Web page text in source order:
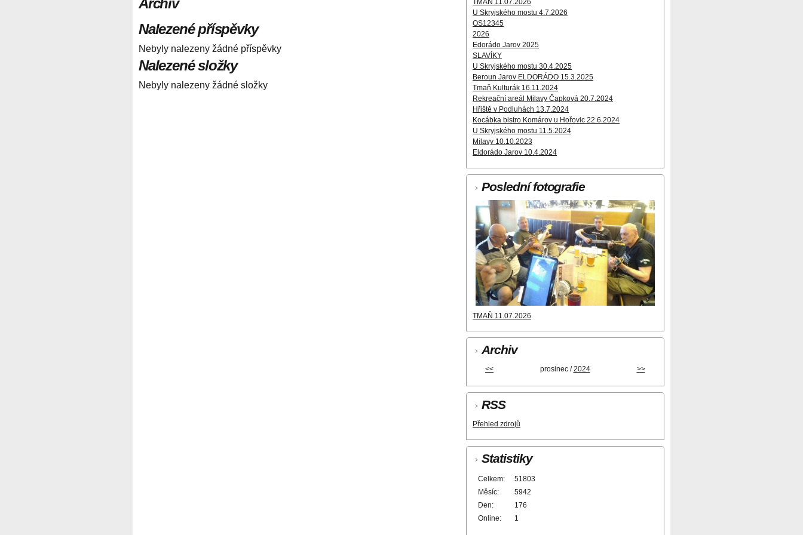
Archiv
Nalezené příspěvky
Nebyly nalezeny žádné příspěvky
Nalezené složky
Nebyly nalezeny žádné složky
TMAŇ 11.07.2026
U Skryjského mostu 4.7.2026
OS12345
2026
Edorádo Jarov 2025
SLAVÍKY
U Skryjského mostu 30.4.2025
Beroun Jarov ELDORÁDO 15.3.2025
Tmaň Kulturák 16.11.2024
Rekreační areál Milavy Čapková 20.7.2024
Hřiště v Podluhách 13.7.2024
Kocábka bistro Komárov u Hořovic 22.6.2024
U Skryjského mostu 11.5.2024
Milavy 10.10.2023
Eldorádo Jarov 10.4.2024
Poslední fotografie
TMAŇ 11.07.2026
Archiv
<< prosinec /2024 >>
RSS
Přehled zdrojů
Statistiky
Online: 1
Celkem:
51803
Měsíc:
5942
Den:
176